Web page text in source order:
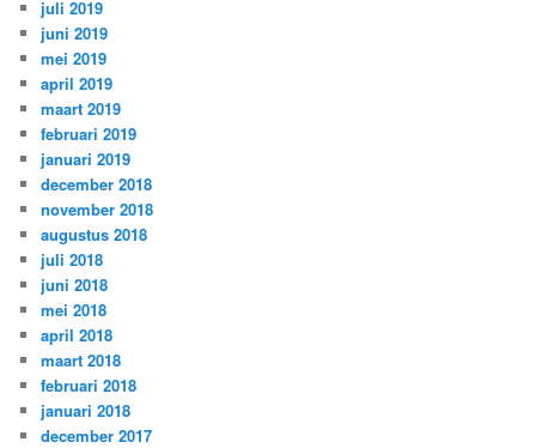
juli 2019
juni 2019
mei 2019
april 2019
maart 2019
februari 2019
januari 2019
december 2018
november 2018
augustus 2018
juli 2018
juni 2018
mei 2018
april 2018
maart 2018
februari 2018
januari 2018
december 2017